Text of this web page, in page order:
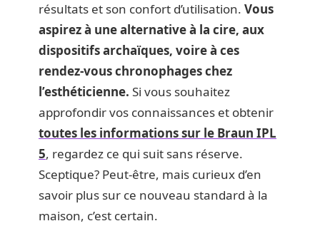
résultats et son confort d’utilisation. Vous
aspirez à une alternative à la cire, aux
dispositifs archaïques, voire à ces
rendez-vous chronophages chez
l’esthéticienne. Si vous souhaitez
approfondir vos connaissances et obtenir
toutes les informations sur le Braun IPL
5, regardez ce qui suit sans réserve.
Sceptique? Peut-être, mais curieux d’en
savoir plus sur ce nouveau standard à la
maison, c’est certain.